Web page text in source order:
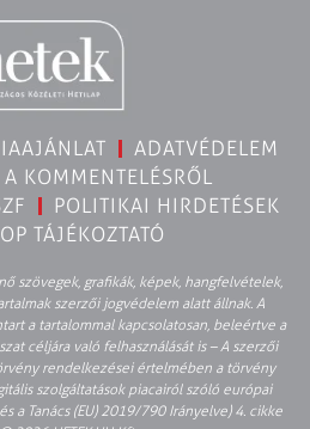
ADATVÉDELEM
KOMMENTELÉSRŐL
POLITIKAI HIRDETÉSEK
TÁJÉKOZTATÓ
szövegek, grafikák, képek, hangfelvételek,
szerzői jogvédelem alatt állnak. A
a tartalommal kapcsolatosan, beleértve a
céljára való felhasználását is – A szerzői
rendelkezései értelmében a törvény
szolgáltatások piacairól szóló európai
a Tanács (EU) 2019/790 Irányelve) 4. cikke